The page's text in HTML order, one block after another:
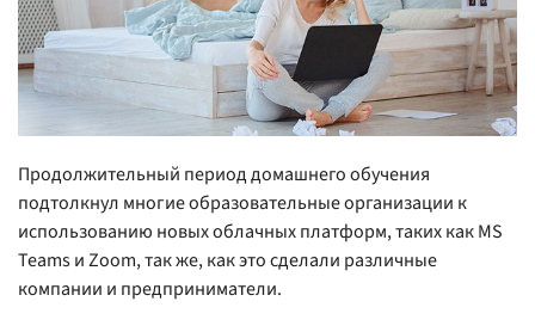
Продолжительный период домашнего обучения
подтолкнул многие образовательные организации к
использованию новых облачных платформ, таких как MS
Teams и Zoom, так же, как это сделали различные
компании и предприниматели.